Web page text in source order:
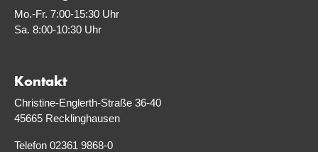
Mo.-Fr. 7:00-15:30 Uhr
Sa. 8:00-10:30 Uhr
Kontakt
Christine-Englerth-Straße 36-40
45665 Recklinghausen
Telefon 02361 9868-0